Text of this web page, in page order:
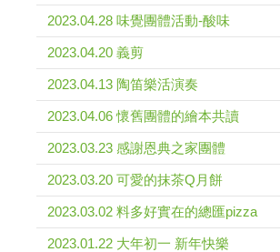
2023.04.28 味覺團體活動-酸味
2023.04.20 義剪
2023.04.13 陶笛樂活演奏
2023.04.06 懷舊團體的繪本共讀
2023.03.23 感謝恩典之家團體
2023.03.20 可愛的抹茶Q月餅
2023.03.02 料多好實在的總匯pizza
2023.01.22 大年初一 新年快樂